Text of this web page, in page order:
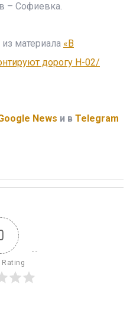
– Софиевка.
материала «В
дорогу Н-02/
News и в Telegram